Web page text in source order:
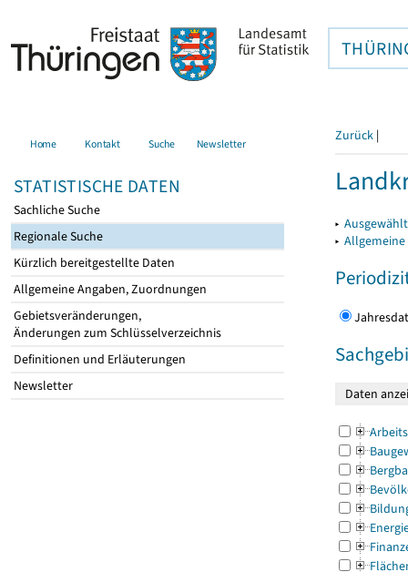
Home Kontakt Suche Newsletter
STATISTISCHE DATEN
Sachliche Suche
Regionale Suche
Kürzlich bereitgestellte Daten
Allgemeine Angaben, Zuordnungen
Gebietsveränderungen,
Änderungen zum Schlüsselverzeichnis
Definitionen und Erläuterungen
Newsletter
Zurück |
▸
▸